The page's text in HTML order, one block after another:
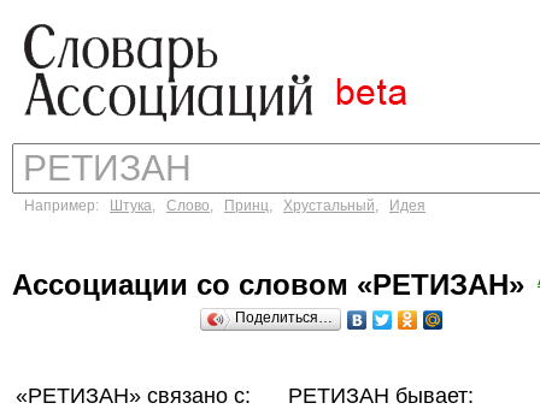
Например: Штука, Слово, Принц, Хрустальный, Идея
Ассоциации со словом «РЕТИЗАН»
Поделиться…
«РЕТИЗАН» связано с: РЕТИЗАН бывает: